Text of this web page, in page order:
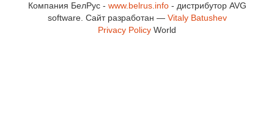
Компания БелРус - www.belrus.info- дистрибутор AVG
software. Сайт разработан — Vitaly Batushev
Privacy Policy World